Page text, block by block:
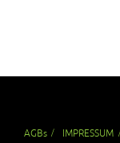
AGBs IMPRESSUM